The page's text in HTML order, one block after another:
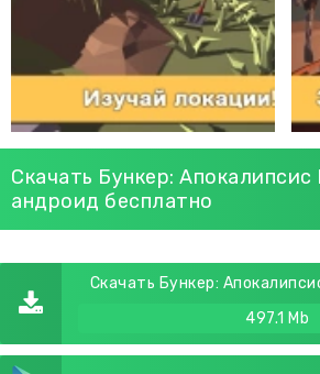
Скачать Бункер:
андроид бесплатно
Скачать Бункер:
497.1 Mb